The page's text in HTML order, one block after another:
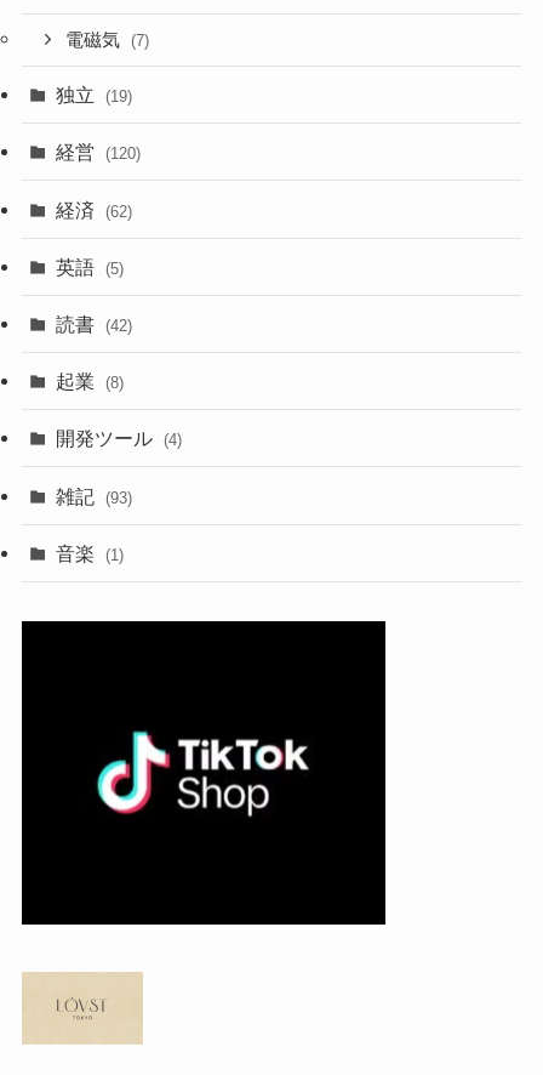
電磁気 (7)
独立 (19)
経営 (120)
経済 (62)
英語 (5)
読書 (42)
起業 (8)
開発ツール (4)
雑記 (93)
音楽 (1)